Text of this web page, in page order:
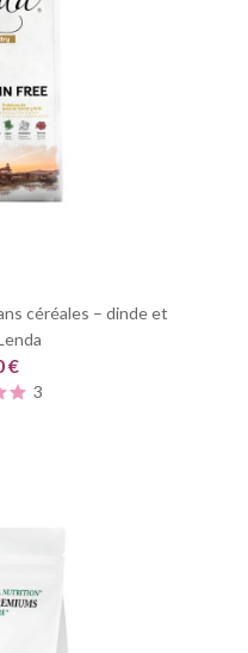
céréales – dinde et
€
3